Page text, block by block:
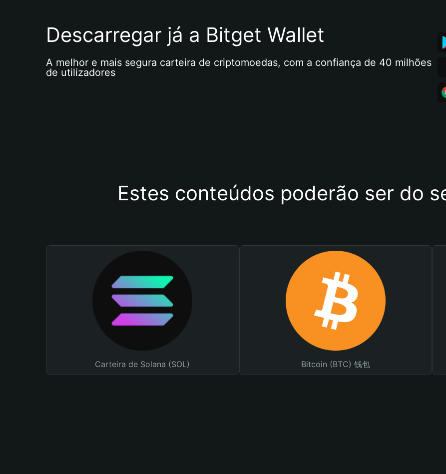
Descarregar já a Bitget Wallet
A melhor e mais segura carteira de criptomoedas, com a confiança de 40 milhões
de utilizadores
Estes conteúdos poderão ser do
Carteira de Solana (SOL) Bitcoin (BTC) 钱包